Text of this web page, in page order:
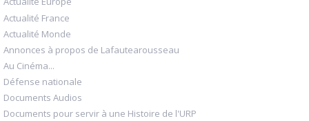
Actualité France
Actualité Monde
Annonces à propos de Lafautearousseau
Au Cinéma...
Défense nationale
Documents Audios
Documents pour servir à une Histoire de l'URP